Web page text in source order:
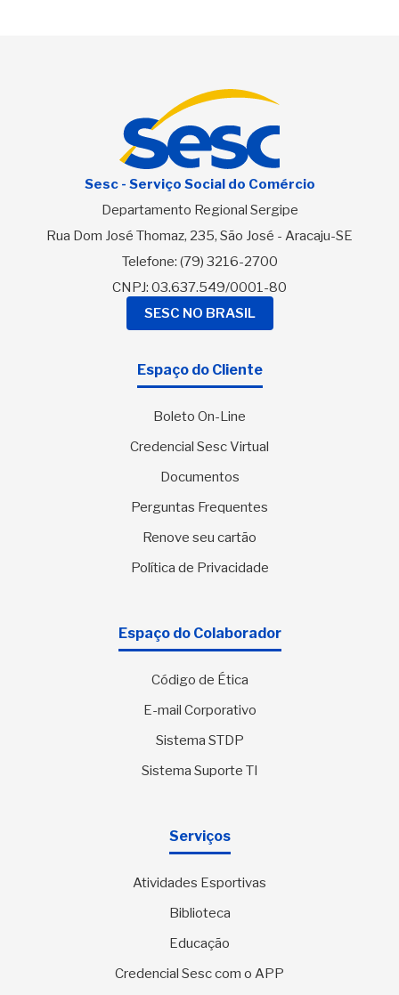
Sesc - Serviço Social do Comércio
Departamento Regional Sergipe
Rua Dom José Thomaz, 235, São José - Aracaju-SE
Telefone: (79) 3216-2700
CNPJ: 03.637.549/0001-80
SESC NO BRASIL
Espaço do Cliente
Boleto On-Line
Credencial Sesc Virtual
Documentos
Perguntas Frequentes
Renove seu cartão
Política de Privacidade
Espaço do Colaborador
Código de Ética
E-mail Corporativo
Sistema STDP
Sistema Suporte TI
Serviços
Atividades Esportivas
Biblioteca
Educação
Credencial Sesc com o APP